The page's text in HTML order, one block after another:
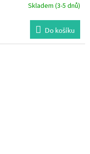
Skladem (3-5 dnů)
Do košíku